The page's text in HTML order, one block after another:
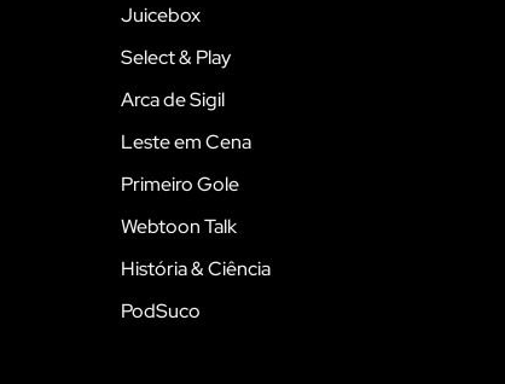
Juicebox
Select & Play
Arca de Sigil
Leste em Cena
Primeiro Gole
Webtoon Talk
História & Ciência
PodSuco